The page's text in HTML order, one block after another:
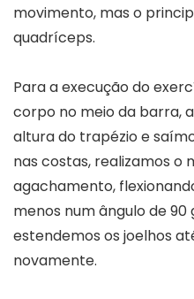
movimento, mas o
quadríceps.
Para a execução do
corpo no meio da barra,
altura do trapézio e
nas costas, realizamos o
agachamento,
menos num ângulo de 90
estendemos os joelhos
novamente.